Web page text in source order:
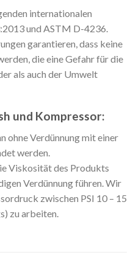
internationalen
und ASTM D-4236.
garantieren, dass keine
die eine Gefahr für die
als auch der Umwelt
und Kompressor:
ohne Verdünnung mit einer
werden.
Viskosität des Produkts
Verdünnung führen. Wir
zwischen PSI 10 – 15
zu arbeiten.